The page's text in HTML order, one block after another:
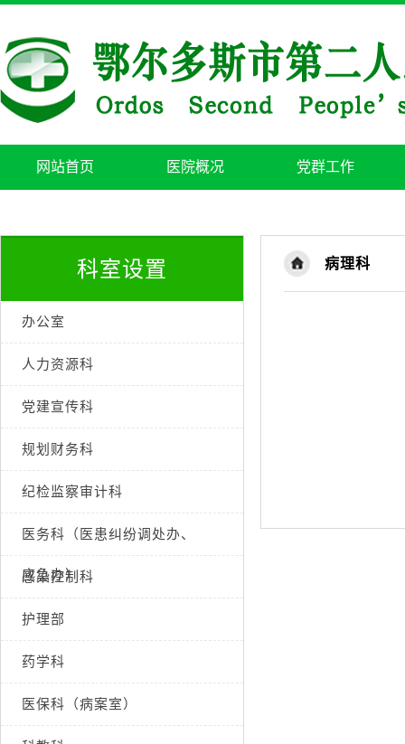
网站首页 医院概况 党群工作
科室设置
办公室
人力资源科
党建宣传科
规划财务科
纪检监察审计科
医务科（医患纠纷调处办、
应急办）
感染控制科
护理部
药学科
医保科（病案室）
病理科